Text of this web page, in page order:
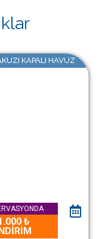
KAPALI HAVUZ
₺